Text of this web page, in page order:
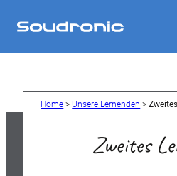
Home > Unsere Lernenden >
Zweites